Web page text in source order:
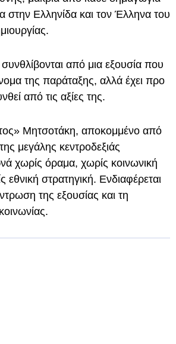
στην Ελληνίδα και τον Έλληνα του
από μια εξουσία που
της παράταξης, αλλά έχει προ
από τις αξίες της.
Μητσοτάκη, αποκομμένο από
μεγάλης κεντροδεξιάς
χωρίς όραμα, χωρίς κοινωνική
στρατηγική. Ενδιαφέρεται
της εξουσίας και τη